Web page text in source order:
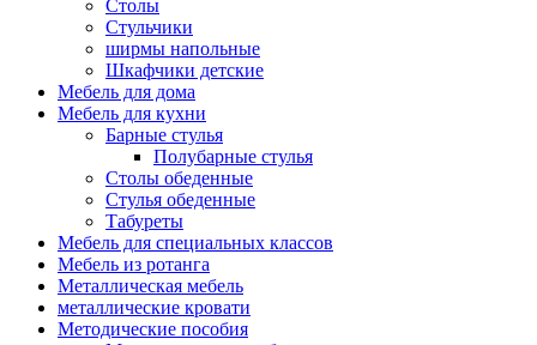
Столы
Стульчики
ширмы напольные
Шкафчики детские
Мебель для дома
Мебель для кухни
Барные стулья
Полубарные стулья
Столы обеденные
Стулья обеденные
Табуреты
Мебель для специальных классов
Мебель из ротанга
Металлическая мебель
металлические кровати
Методические пособия